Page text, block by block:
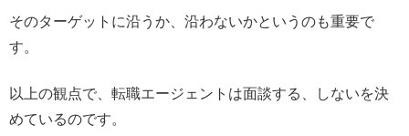
そのターゲットに沿うか、沿わないかというのも重要で
す。
以上の観点で、転職エージェントは面談する、しないを決
めているのです。